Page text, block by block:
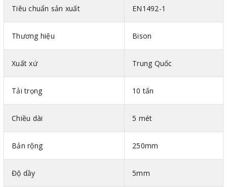
Tiêu chuẩn sản xuất EN1492-1
Thương hiệu Bison
Xuất xứ Trung Quốc
Tải trọng 10 tấn
Chiều dài 5 mét
Bản rộng 250mm
Độ dầy 5mm